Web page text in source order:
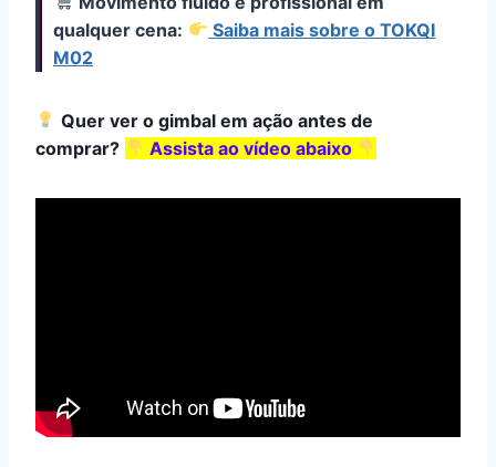
qualquer cena:
Saiba mais sobre o TOKQI
M02
Quer ver o gimbal em ação antes de
comprar?
Assista ao vídeo abaixo